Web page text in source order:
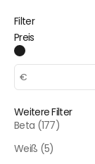
Filter
Preis
€
Weitere Filter
Beta (177)
Weiß (5)